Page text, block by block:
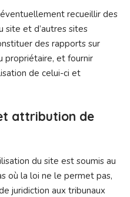
recueillir des
site et d’autres sites
des rapports sur
propriétaire, et fournir
de celui-ci et
attribution de
du site est soumis au
où la loi ne le permet pas,
juridiction aux tribunaux